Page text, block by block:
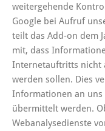
weitergehende
Google bei Aufruf
teilt das Add-on dem
mit, dass
Internetauftritts nicht
werden sollen. Dies
Informationen an uns
übermittelt werden.
Webanalysedienste